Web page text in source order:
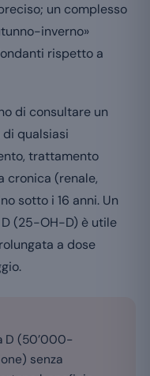
un complesso
inverno»
rispetto a
di consultare un
qualsiasi
trattamento
cronica (renale,
sotto i 16 anni. Un
(25-OH-D) è utile
a dose
D (50’000-
senza